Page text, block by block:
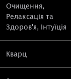
Очищення,
Релаксація та
Здоров'я, Інтуїція
Кварц